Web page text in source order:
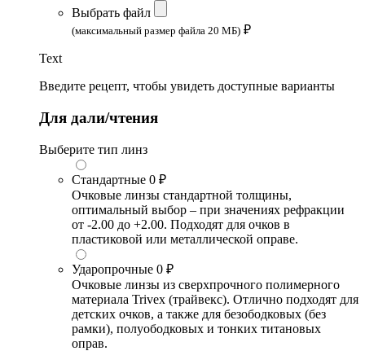
Выбрать файл
(максимальный размер файла 20 МБ) ₽
Text
Введите рецепт, чтобы увидеть доступные варианты
Для дали/чтения
Выберите тип линз
Стандартные 0 ₽
Очковые линзы стандартной толщины,
оптимальный выбор – при значениях рефракции
от -2.00 до +2.00. Подходят для очков в
пластиковой или металлической оправе.
Ударопрочные 0 ₽
Очковые линзы из сверхпрочного полимерного
материала Trivex (трайвекс). Отлично подходят для
детских очков, а также для безободковых (без
рамки), полуободковых и тонких титановых
оправ.